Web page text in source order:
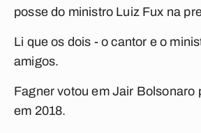
posse do ministro Luiz Fux na
Li que os dois - o cantor e o
amigos.
Fagner votou em Jair Bolsonaro
em 2018.